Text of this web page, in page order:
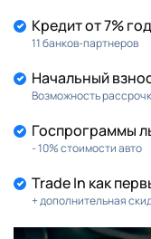
Кредит от 7%
11 банков-партнеров
Начальный
Возможность
Госпрограммы
- 10% стоимости авто
Trade In как
+ дополнительная